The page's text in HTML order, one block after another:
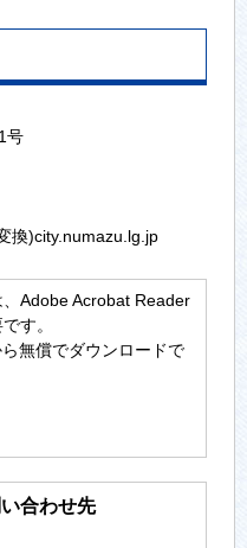
号
換)city.numazu.lg.jp
Adobe Acrobat Reader
す。
無償でダウンロードで
合わせ先